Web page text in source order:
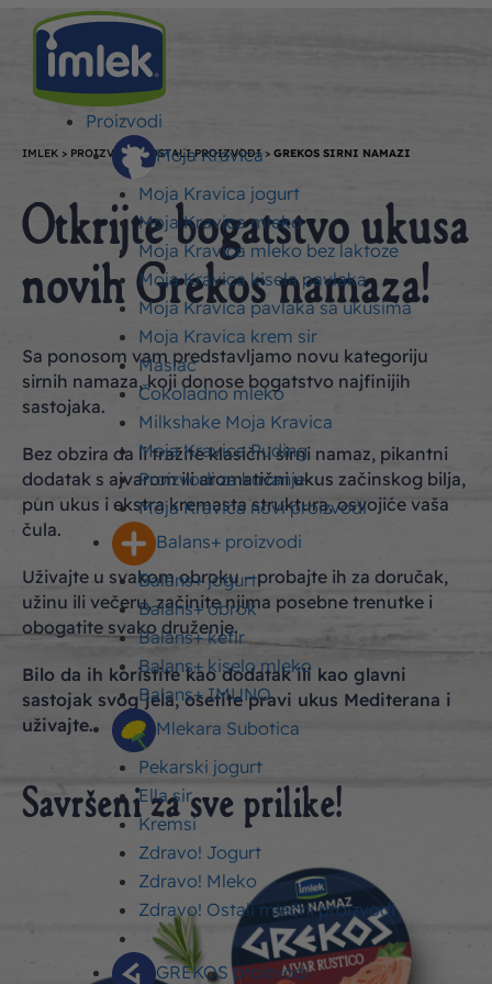
Proizvodi
Moja Kravica
Moja Kravica jogurt
Moja Kravica mleko
Moja Kravica mleko bez laktoze
Moja Kravica kisela pavlaka
Moja Kravica pavlaka sa ukusima
Moja Kravica krem sir
Maslac
Čokoladno mleko
Milkshake Moja Kravica
Moja Kravica Puding
Proizvodi za kuvanje
Moja Kravica novi proizvodi
Balans+ proizvodi
Balans+ jogurt
Balans+ obrok
Balans+ kefir
Balans+ kiselo mleko
Balans+ IMUNO
Mlekara Subotica
Pekarski jogurt
Ella sir
Kremsi
Zdravo! Jogurt
Zdravo! Mleko
Zdravo! Ostali mlečni proizvodi
GREKOS proizvodi
admin/7. jun 2024.
IMLEK > PROIZVODI > OSTALI PROIZVODI> GREKOS SIRNI NAMAZI
Otkrijte bogatstvo ukusa
novih Grekos namaza!
Sa ponosom vam predstavljamo novu kategoriju
sirnih namaza, koji donose bogatstvo najfinijih
sastojaka.
Bez obzira da li tražite klasični sirni namaz, pikantni
dodatak s ajvarom ili aromatični ukus začinskog bilja,
pun ukus i ekstra kremasta struktura, osvojiće vaša
čula.
Uživajte u svakom obroku – probajte ih za doručak,
užinu ili večeru, začinite njima posebne trenutke i
obogatite svako druženje.
Bilo da ih koristite kao dodatak ili kao glavni
sastojak svog jela, osetite pravi ukus Mediterana i
uživajte.
Savršeni za sve prilike!